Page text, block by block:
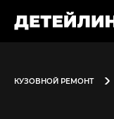
КУЗОВНОЙ РЕМОНТ